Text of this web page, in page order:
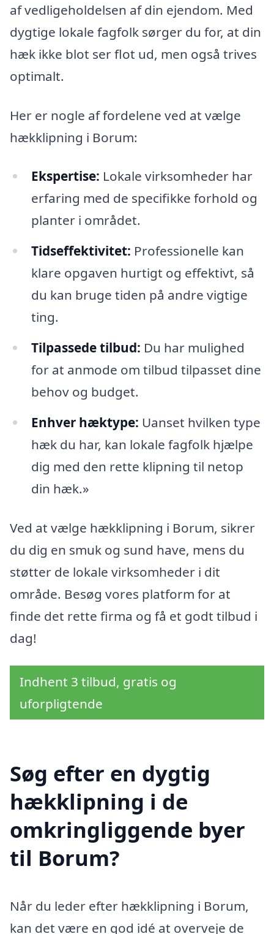
af vedligeholdelsen af din ejendom. Med
dygtige lokale fagfolk sørger du for, at din
hæk ikke blot ser flot ud, men også trives
optimalt.
Her er nogle af fordelene ved at vælge
hækklipning i Borum:
Ekspertise: Lokale virksomheder har
erfaring med de specifikke forhold og
planter i området.
Tidseffektivitet: Professionelle kan
klare opgaven hurtigt og effektivt, så
du kan bruge tiden på andre vigtige
ting.
Tilpassede tilbud: Du har mulighed
for at anmode om tilbud tilpasset dine
behov og budget.
Enhver hæktype: Uanset hvilken type
hæk du har, kan lokale fagfolk hjælpe
dig med den rette klipning til netop
din hæk.»
Ved at vælge hækklipning i Borum, sikrer
du dig en smuk og sund have, mens du
støtter de lokale virksomheder i dit
område. Besøg vores platform for at
finde det rette firma og få et godt tilbud i
dag!
Indhent 3 tilbud, gratis og
uforpligtende
Søg efter en dygtig
hækklipning i de
omkringliggende byer
til Borum?
Når du leder efter hækklipning i Borum,
kan det være en god idé at overveje de